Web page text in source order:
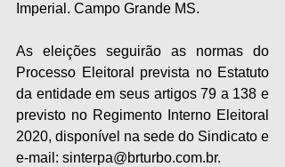
Imperial. Campo Grande MS.
As eleições seguirão as normas do
Processo Eleitoral prevista no Estatuto
da entidade em seus artigos 79 a 138 e
previsto no Regimento Interno Eleitoral
2020, disponível na sede do Sindicato e
e-mail: sinterpa@brturbo.com.br.